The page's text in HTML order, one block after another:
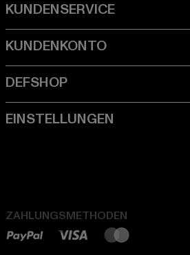
ZAHLUNGSMETHODEN